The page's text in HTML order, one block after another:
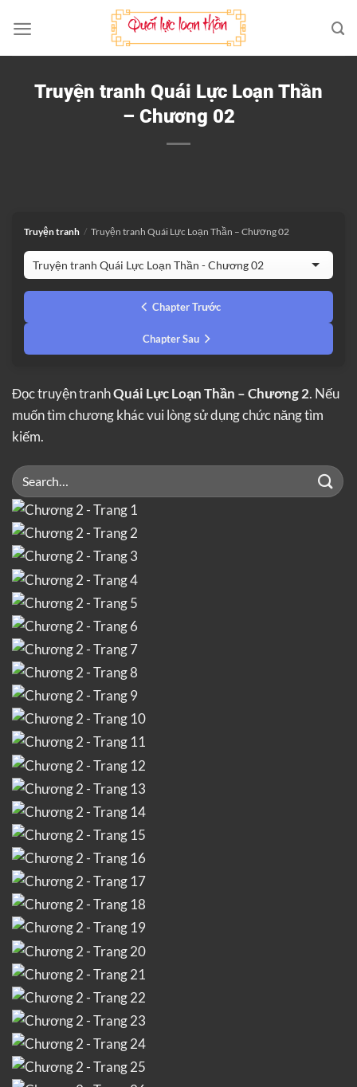
qua
nội
Truyện tranh Quái Lực Loạn Thần
– Chương 02
Truyện tranh / Truyện tranh Quái Lực Loạn Thần – Chương 02
Chapter Trước
Chapter Sau
Đọc truyện tranhQuái Lực Loạn Thần – Chương 2. Nếu
muốn tìm chương khác vui lòng sử dụng chức năng tìm
kiếm.